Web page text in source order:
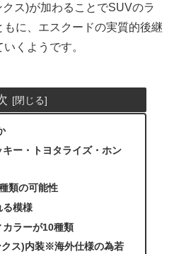
ス)が加わることでSUVのラ
に、エスクードの実質的後継
くようです。
ー・トヨタライズ・ホン
類の可能性
る模様
ラーが10種類
ス)内装※海外仕様の為若